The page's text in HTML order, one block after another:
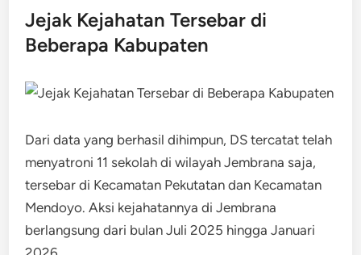
Jejak Kejahatan Tersebar di
Beberapa Kabupaten
Dari data yang berhasil dihimpun, DS tercatat telah
menyatroni 11 sekolah di wilayah Jembrana saja,
tersebar di Kecamatan Pekutatan dan Kecamatan
Mendoyo. Aksi kejahatannya di Jembrana
berlangsung dari bulan Juli 2025 hingga Januari